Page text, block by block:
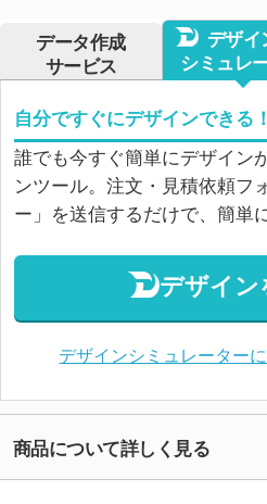
データ作成
サービス
デザイ
シミュレ
自分ですぐにデザインできる！
誰でも今すぐ簡単にデザイン
ンツール。注文・見積依頼フ
ー」を送信するだけで、簡単
デザイン
デザインシミュレーター
商品について詳しく見る